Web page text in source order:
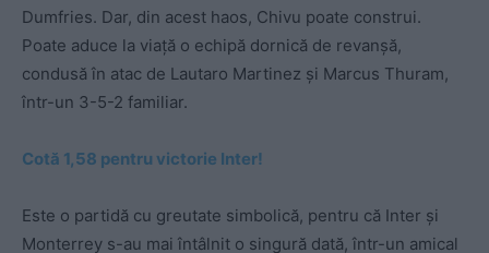
Dumfries. Dar, din acest haos, Chivu poate construi.
Poate aduce la viață o echipă dornică de revanșă,
condusă în atac de Lautaro Martinez și Marcus Thuram,
într-un 3-5-2 familiar.
Cotă 1,58 pentru victorie Inter!
Este o partidă cu greutate simbolică, pentru că Inter și
Monterrey s-au mai întâlnit o singură dată, într-un amical